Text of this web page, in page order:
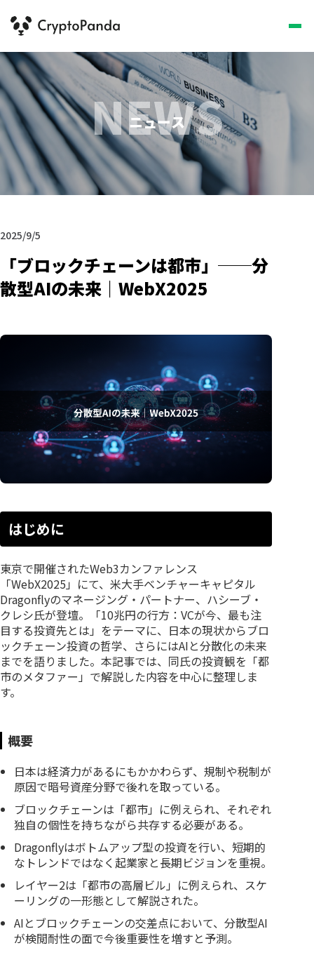
NEWS
ニュース
2025/9/5
「ブロックチェーンは都市」──分
散型AIの未来｜WebX2025
はじめに
東京で開催されたWeb3カンファレンス
「WebX2025」にて、米大手ベンチャーキャピタル
Dragonflyのマネージング・パートナー、ハシーブ・
クレシ氏が登壇。「10兆円の行方：VCが今、最も注
目する投資先とは」をテーマに、日本の現状からブロ
ックチェーン投資の哲学、さらにはAIと分散化の未来
までを語りました。本記事では、同氏の投資観を「都
市のメタファー」で解説した内容を中心に整理しま
す。
概要
日本は経済力があるにもかかわらず、規制や税制が
原因で暗号資産分野で後れを取っている。
ブロックチェーンは「都市」に例えられ、それぞれ
独自の個性を持ちながら共存する必要がある。
Dragonflyはボトムアップ型の投資を行い、短期的
なトレンドではなく起業家と長期ビジョンを重視。
レイヤー2は「都市の高層ビル」に例えられ、スケ
ーリングの一形態として解説された。
AIとブロックチェーンの交差点において、分散型AI
が検閲耐性の面で今後重要性を増すと予測。